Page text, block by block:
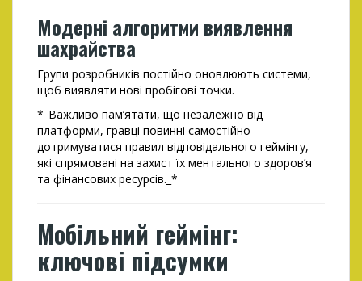
Модерні алгоритми виявлення
шахрайства
Групи розробників постійно оновлюють системи,
щоб виявляти нові пробігові точки.
*_Важливо пам’ятати, що незалежно від
платформи, гравці повинні самостійно
дотримуватися правил відповідального геймінгу,
які спрямовані на захист їх ментального здоров’я
та фінансових ресурсів._*
Мобільний геймінг:
ключові підсумки